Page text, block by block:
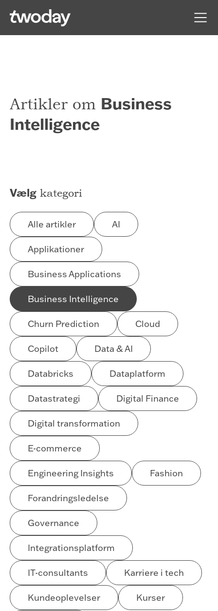
Artikler om Business
Intelligence
Vælg kategori
Alle artikler AI
Applikationer
Business Applications
Business Intelligence
Churn Prediction Cloud
Copilot Data & AI
Databricks Dataplatform
Datastrategi Digital Finance
Digital transformation
E-commerce
Engineering Insights Fashion
Forandringsledelse
Governance
Integrationsplatform
IT-consultants Karriere i tech
Kundeoplevelser Kurser